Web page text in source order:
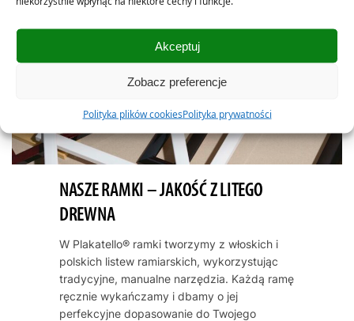
Akceptuj
Zobacz preferencje
Polityka plików cookiesPolityka prywatności
NASZE RAMKI – JAKOŚĆ Z LITEGO
DREWNA
W Plakatello® ramki tworzymy z włoskich i
polskich listew ramiarskich, wykorzystując
tradycyjne, manualne narzędzia. Każdą ramę
ręcznie wykańczamy i dbamy o jej
perfekcyjne dopasowanie do Twojego